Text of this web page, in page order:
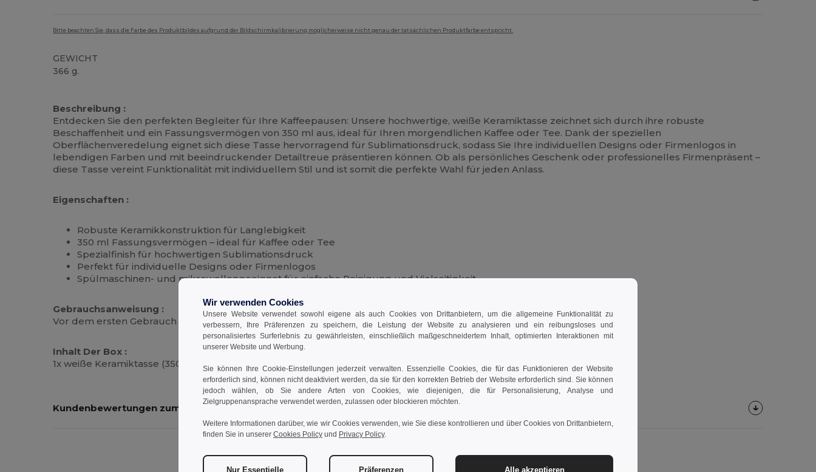
Bitte beachten Sie, dass die Farbe des Produktbildes aufgrund der Bildschirmkalibrierung möglicherweise nicht genau der tatsächlichen Produktfarbe entspricht.
GEWICHT
366 g.
Beschreibung :
Entdecken Sie den perfekten Begleiter für Ihre Kaffeepausen: Unsere hochwertige, weiße Keramiktasse zeichnet sich durch ihre robuste
Beschaffenheit und ein Fassungsvermögen von 350 ml aus, ideal für Ihren morgendlichen Kaffee oder Tee. Dank der speziellen
Oberflächenveredelung eignet sich diese Tasse hervorragend für Sublimationsdruck, sodass Sie Ihre individuellen Designs oder Firmenlogos in
lebendigen Farben und mit beeindruckender Detailtreue präsentieren können. Ob als persönliches Geschenk oder professionelles Firmenpräsent –
diese Tasse vereint Funktionalität mit individuellem Stil und ist somit die perfekte Wahl für jeden Anlass.
Eigenschaften :
Robuste Keramikkonstruktion für Langlebigkeit
350 ml Fassungsvermögen – ideal für Kaffee oder Tee
Spezialfinish für hochwertigen Sublimationsdruck
Perfekt für individuelle Designs oder Firmenlogos
Spülmaschinen- und mikrowellengeeignet für einfache Reinigung und Vielseitigkeit
Gebrauchsanweisung :
Vor dem ersten Gebrauch waschen. Für Mikrowelle und Spülmaschine geeignet.
Inhalt Der Box :
1x weiße Keramiktasse (350 ml), Pflegeanleitung
Kundenbewertungen zum Produkt
Wir verwenden Cookies
Unsere Website verwendet sowohl eigene als auch Cookies von Drittanbietern, um die allgemeine Funktionalität zu
verbessern, Ihre Präferenzen zu speichern, die Leistung der Website zu analysieren und ein reibungsloses und
personalisiertes Surferlebnis zu gewährleisten, einschließlich maßgeschneidertem Inhalt, optimierten Interaktionen mit
unserer Website und Werbung.
Sie können Ihre Cookie-Einstellungen jederzeit verwalten. Essenzielle Cookies, die für das Funktionieren der Website
erforderlich sind, können nicht deaktiviert werden, da sie für den korrekten Betrieb der Website erforderlich sind. Sie können
jedoch wählen, ob Sie andere Arten von Cookies, wie diejenigen, die für Personalisierung, Analyse und
Zielgruppenansprache verwendet werden, zulassen oder blockieren möchten.
Weitere Informationen darüber, wie wir Cookies verwenden, wie Sie diese kontrollieren und über Cookies von Drittanbietern,
finden Sie in unserer Cookies Policy und Privacy Policy.
Nur Essentielle Präferenzen Alle akzeptieren